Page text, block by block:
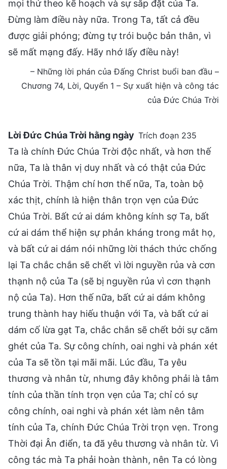
mọi thứ theo kế hoạch và sự sắp đặt của Ta.
Đừng làm điều này nữa. Trong Ta, tất cả đều
được giải phóng; đừng tự trói buộc bản thân, vì
sẽ mất mạng đấy. Hãy nhớ lấy điều này!
– Những lời phán của Đấng Christ buổi ban đầu –
Chương 74, Lời, Quyển 1 – Sự xuất hiện và công tác
của Đức Chúa Trời
Lời Đức Chúa Trời hằng ngày Trích đoạn 235
Ta là chính Đức Chúa Trời độc nhất, và hơn thế
nữa, Ta là thân vị duy nhất và có thật của Đức
Chúa Trời. Thậm chí hơn thế nữa, Ta, toàn bộ
xác thịt, chính là hiện thân trọn vẹn của Đức
Chúa Trời. Bất cứ ai dám không kính sợ Ta, bất
cứ ai dám thể hiện sự phản kháng trong mắt họ,
và bất cứ ai dám nói những lời thách thức chống
lại Ta chắc chắn sẽ chết vì lời nguyền rủa và cơn
thạnh nộ của Ta (sẽ bị nguyền rủa vì cơn thạnh
nộ của Ta). Hơn thế nữa, bất cứ ai dám không
trung thành hay hiếu thuận với Ta, và bất cứ ai
dám cố lừa gạt Ta, chắc chắn sẽ chết bởi sự căm
ghét của Ta. Sự công chính, oai nghi và phán xét
của Ta sẽ tồn tại mãi mãi. Lúc đầu, Ta yêu
thương và nhân từ, nhưng đây không phải là tâm
tính của thần tính trọn vẹn của Ta; chỉ có sự
công chính, oai nghi và phán xét làm nên tâm
tính của Ta, chính Đức Chúa Trời trọn vẹn. Trong
Thời đại Ân điển, ta đã yêu thương và nhân từ. Vì
công tác mà Ta phải hoàn thành, nên Ta có lòng